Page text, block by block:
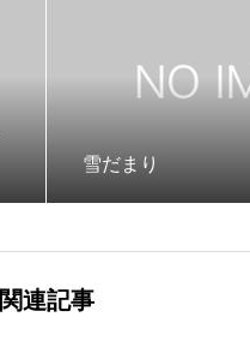
雪だまり
関連記事